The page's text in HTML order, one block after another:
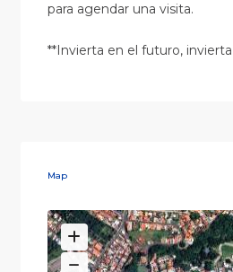
para agendar una visita.
**Invierta en el futuro, invierta
Map